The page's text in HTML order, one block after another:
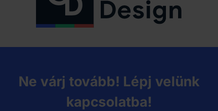
Ne várj tovább! Lépj velünk
kapcsolatba!